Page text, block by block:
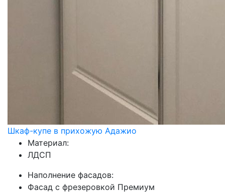
Шкаф-купе в прихожую Адажио
Материал:
ЛДСП
Наполнение фасадов:
Фасад с фрезеровкой Премиум